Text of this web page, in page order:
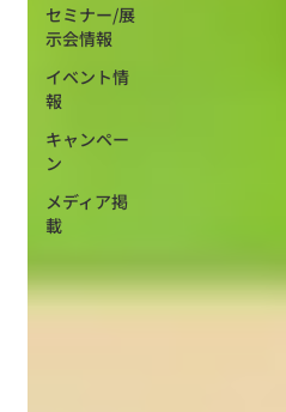
セミナー/展
示会情報
イベント情
報
キャンペー
ン
メディア掲
載